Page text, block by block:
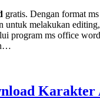
gratis. Dengan format
untuk melakukan
program ms office